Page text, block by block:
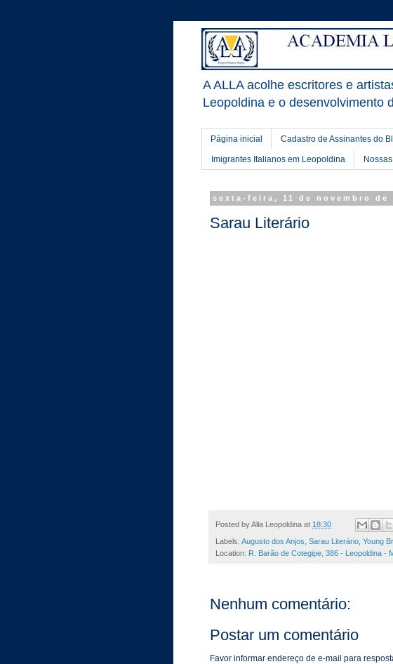
A ALLA acolhe escritores e
Leopoldina e o desenvolvimento
Página inicial Cadastro de Assinantes do
Imigrantes Italianos em Leopoldina
sexta-feira, 11 de novembro de
Sarau Literário
Posted byAlla Leopoldina at 18:30
Labels: Augusto dos Anjos Sarau Literário Young
Location: R. Barão de Cotegipe, 386 - Leopoldina -
Nenhum comentário:
Postar um comentário
Favor informar endereço de e-mail para